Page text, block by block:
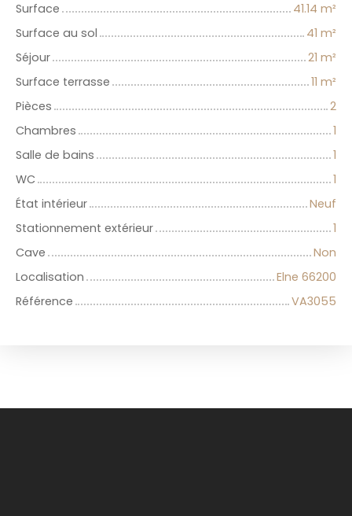
Surface
41.14 m²
Surface au sol
41 m²
Séjour
21 m²
Surface terrasse
11 m²
Pièces
2
Chambres
1
Salle de bains
1
WC
1
État intérieur
Neuf
Stationnement extérieur
1
Cave
Non
Localisation
Elne 66200
Référence
VA3055